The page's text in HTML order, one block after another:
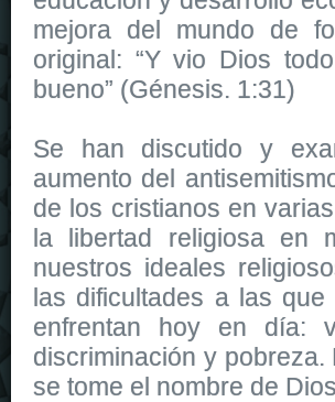
mejora del mundo de
original: “Y vio Dios
bueno” (Génesis. 1:31)
Se han discutido y
aumento del
de los cristianos en
la libertad religiosa en
nuestros ideales
las dificultades a las
enfrentan hoy en día:
discriminación y
se tome el nombre de